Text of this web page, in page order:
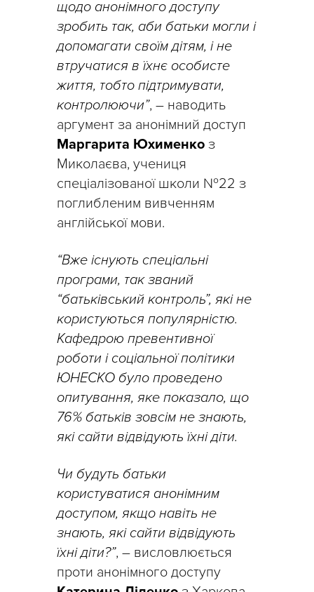
щодо анонімного доступу
зробить так, аби батьки могли і
допомагати своїм дітям, і не
втручатися в їхнє особисте
життя, тобто підтримувати,
контролюючи”, – наводить
аргумент за анонімний доступ
Маргарита Юхименко з
Миколаєва, учениця
спеціалізованої школи №22 з
поглибленим вивченням
англійської мови.
“Вже існують спеціальні
програми, так званий
“батьківський контроль”, які не
користуються популярністю.
Кафедрою превентивної
роботи і соціальної політики
ЮНЕСКО було проведено
опитування, яке показало, що
76% батьків зовсім не знають,
які сайти відвідують їхні діти.
Чи будуть батьки
користуватися анонімним
доступом, якщо навіть не
знають, які сайти відвідують
їхні діти?”, – висловлюється
проти анонімного доступу